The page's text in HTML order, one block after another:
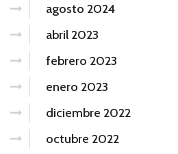
agosto 2024
abril 2023
febrero 2023
enero 2023
diciembre 2022
octubre 2022